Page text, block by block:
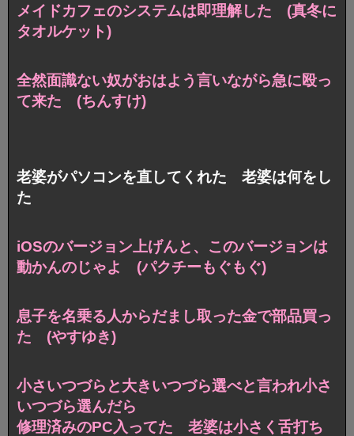
メイドカフェのシステムは即理解した (真冬に
タオルケット)
全然面識ない奴がおはよう言いながら急に殴っ
て来た (ちんすけ)
老婆がパソコンを直してくれた 老婆は何をし
た
iOSのバージョン上げんと、このバージョンは
動かんのじゃよ (パクチーもぐもぐ)
息子を名乗る人からだまし取った金で部品買っ
た (やすゆき)
小さいつづらと大きいつづら選べと言われ小さ
いつづら選んだら
修理済みのPC入ってた 老婆は小さく舌打ち